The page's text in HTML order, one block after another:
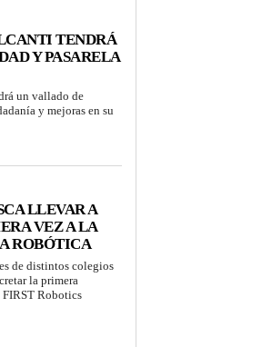
TENDRÁ
Y PASARELA
un vallado de
y mejoras en su
LLEVAR A
VEZ A LA
ROBÓTICA
de distintos colegios
la primera
Robotics